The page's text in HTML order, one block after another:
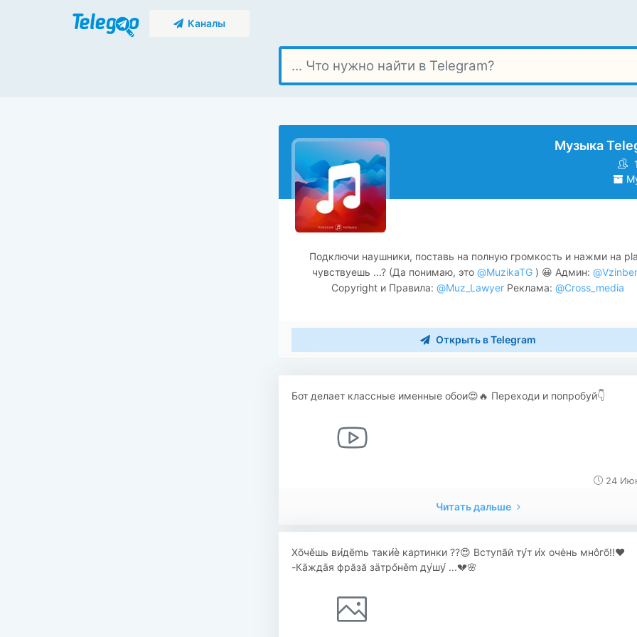
Каналы
Музыка
Подключи наушники, поставь на полную громкость и нажми на
чувствуешь ...? (Да понимаю, это@MuzikaTG) 😀 Админ:
Copyright и Правила: @Muz_Lawyer Реклама: @Cross_media
Открыть в Telegram
Бот делает классные именные обои😍🔥 Переходи и попробуй👇
24
Читать дальше
Хōчěшь ви́дēmь таки́è картинки ??😍 Вступãй ту́т и́х очėнь мнôгõ!!♥️
-Кāждāя фрăзă зäтрőнěm ду́шу́ ...💔🌸